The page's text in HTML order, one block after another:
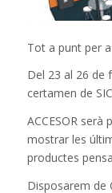
Tot a punt per a
Del 23 al 26 de
certamen de
ACCESOR serà
mostrar les
productes
Disposarem de